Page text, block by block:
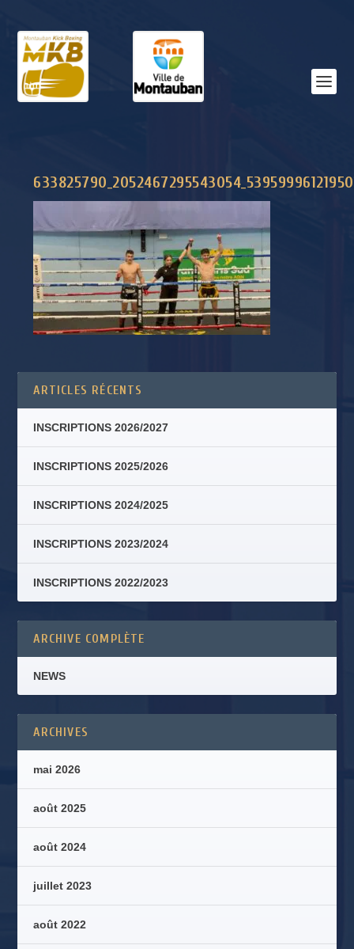
ARTICLES RÉCENTS
INSCRIPTIONS 2026/2027
INSCRIPTIONS 2025/2026
INSCRIPTIONS 2024/2025
INSCRIPTIONS 2023/2024
INSCRIPTIONS 2022/2023
ARCHIVE COMPLÈTE
NEWS
ARCHIVES
mai 2026
août 2025
août 2024
juillet 2023
août 2022